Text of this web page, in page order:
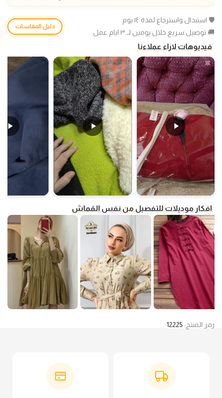
🛡️ استبدال واسترجاع لمدة ١٤ يوم
🚚 توصيل سريع خلال يومين لـ ٣ ايام عمل
دليل المقاسات
فيديوهات لاراء عملاءنا
افكار موديلات للتفصيل من نفس القماش
رمز المنتج: 12225